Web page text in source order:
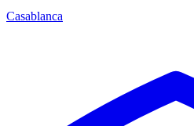
Casablanca